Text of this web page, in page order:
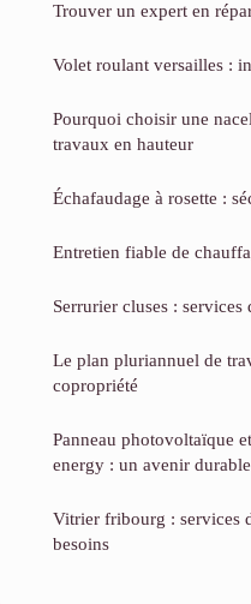
Trouver un expert en
Volet roulant versailles :
Pourquoi choisir une
travaux en hauteur
Échafaudage à rosette :
Entretien fiable de
Serrurier cluses :
Le plan pluriannuel de
copropriété
Panneau photovoltaïque
energy : un avenir durable
Vitrier fribourg : services
besoins